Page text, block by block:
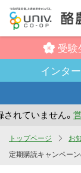
受験
インタ
ていません。営業
トップページ お
定期購読キャンペー